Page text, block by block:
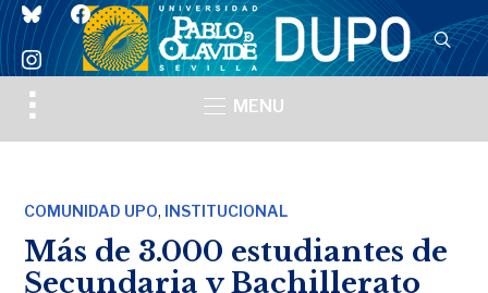
blueskyfacebook
instagram
Toggle
sidebar
MENU
COMUNIDAD UPO, INSTITUCIONAL
Más de 3.000 estudiantes de
Secundaria y Bachillerato